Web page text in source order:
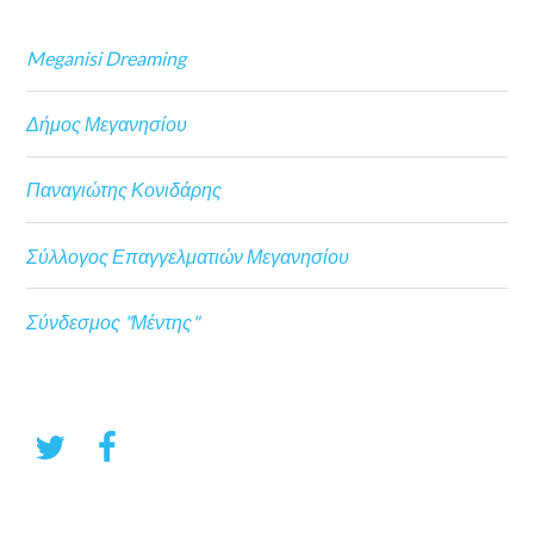
Meganisi Dreaming
Δήμος Μεγανησίου
Παναγιώτης Κονιδάρης
Σύλλογος Επαγγελματιών Μεγανησίου
Σύνδεσμος "Μέντης"